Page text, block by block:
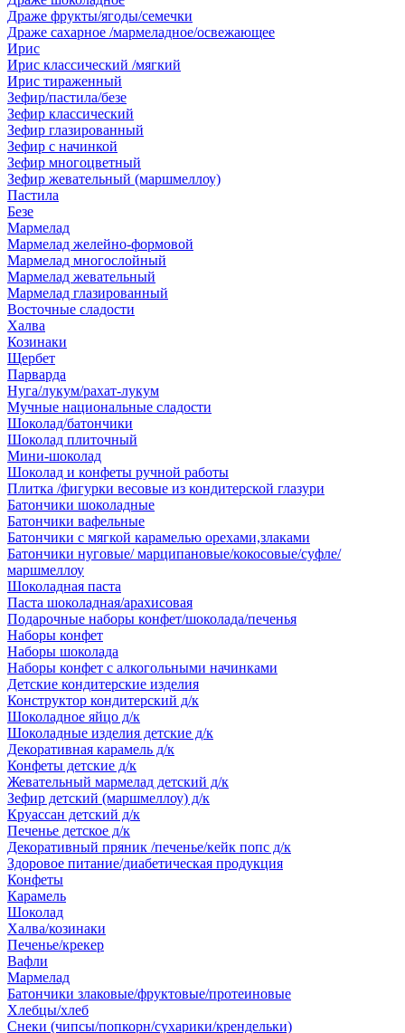
Драже фрукты/ягоды/семечки
Драже сахарное /мармеладное/освежающее
Ирис
Ирис классический /мягкий
Ирис тираженный
Зефир/пастила/безе
Зефир классический
Зефир глазированный
Зефир с начинкой
Зефир многоцветный
Зефир жевательный (маршмеллоу)
Пастила
Безе
Мармелад
Мармелад желейно-формовой
Мармелад многослойный
Мармелад жевательный
Мармелад глазированный
Восточные сладости
Халва
Козинаки
Щербет
Парварда
Нуга/лукум/рахат-лукум
Мучные национальные сладости
Шоколад/батончики
Шоколад плиточный
Мини-шоколад
Шоколад и конфеты ручной работы
Плитка /фигурки весовые из кондитерской глазури
Батончики шоколадные
Батончики вафельные
Батончики с мягкой карамелью орехами,злаками
Батончики нуговые/ марципановые/кокосовые/суфле/
маршмеллоу
Шоколадная паста
Паста шоколадная/арахисовая
Подарочные наборы конфет/шоколада/печенья
Наборы конфет
Наборы шоколада
Наборы конфет с алкогольными начинками
Детские кондитерские изделия
Конструктор кондитерский д/к
Шоколадное яйцо д/к
Шоколадные изделия детские д/к
Декоративная карамель д/к
Конфеты детские д/к
Жевательный мармелад детский д/к
Зефир детский (маршмеллоу) д/к
Круассан детский д/к
Печенье детское д/к
Декоративный пряник /печенье/кейк попс д/к
Здоровое питание/диабетическая продукция
Конфеты
Карамель
Шоколад
Халва/козинаки
Печенье/крекер
Вафли
Мармелад
Батончики злаковые/фруктовые/протеиновые
Хлебцы/хлеб
Снеки (чипсы/попкорн/сухарики/крендельки)